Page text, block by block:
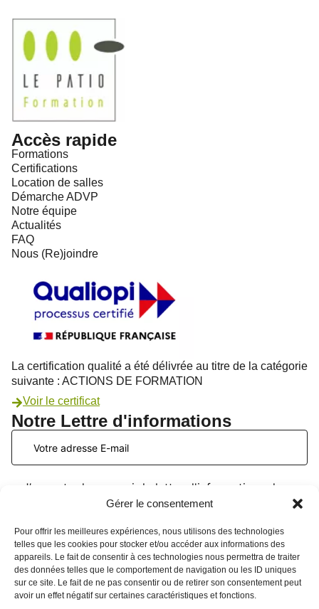
Gérer le consentement
Pour offrir les meilleures expériences, nous utilisons des technologies
telles que les cookies pour stocker et/ou accéder aux informations des
appareils. Le fait de consentir à ces technologies nous permettra de traiter
des données telles que le comportement de navigation ou les ID uniques
sur ce site. Le fait de ne pas consentir ou de retirer son consentement peut
avoir un effet négatif sur certaines caractéristiques et fonctions.
Accès rapide
Formations
Certifications
Location de salles
Démarche ADVP
Notre équipe
Actualités
FAQ
Nous (Re)joindre
Notre Lettre d'informations
J’accepte de recevoir la lettre d'informations du
PATIO Formation. Je peux me désinscrire à tout
La certification qualité a été délivrée au titre de la catégorie
suivante : ACTIONS DE FORMATION
Voir le certificat